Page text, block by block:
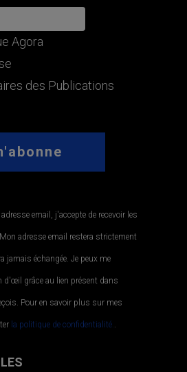
Agora
des Publications
email, j'accepte de recevoir les
adresse email restera strictement
jamais échangée. Je peux me
d'œil grâce au lien présent dans
Pour en savoir plus sur mes
la politique de confidentialité..